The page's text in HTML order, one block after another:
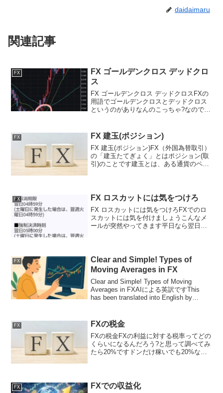
daidaimaru
関連記事
FX
FX ゴールデンクロス デッドクロ
ス
FX ゴールデンクロス デッドクロスFXの
用語でゴールデンクロスとデッドクロス
というのがありなんのこっちゃ?なので図
突き抜ける交点をゴールデンクロスと言
いますデッドクロ...
FX FX 建玉(ポジション)
FX 建玉(ポジション)FX（外国為替取引）
の「建玉たてぎょく」とはポジション(取
引)のことです建玉とは、ある通貨のペア
保有している...
FX FX ロスカットには気をつけろ
FX ロスカットには気をつけろFXでのロ
スカットには気を付けましょうこんなメ
ールが突然やってきます平日なら翌日の
は今後円が下が...
FX
Clear and Simple! Types of
Moving Averages in FX
Clear and Simple! Types of Moving
Averages in FXAIによる英訳ですThis
has been translated into English by
FX FXの税金
FXの税金FXの利益に対する税率ってどの
くらいになるんだろう?と思って調べてみ
たら20%ですドンだけ稼いでも20%なん
くさん稼い...
FX FXでの収益化